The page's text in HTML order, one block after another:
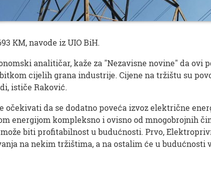
KM, navode iz UIO BiH.
analitičar, kaže za "Nezavisne novine" da
cijelih grana industrije. Cijene na tržištu su
ističe Raković.
očekivati da se dodatno poveća izvoz električne
energijom kompleksno i ovisno od mnogobrojnih
biti profitabilnost u budućnosti. Prvo,
na nekim tržištima, a na ostalim će u